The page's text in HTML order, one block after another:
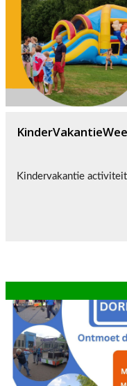
Kindervakantie